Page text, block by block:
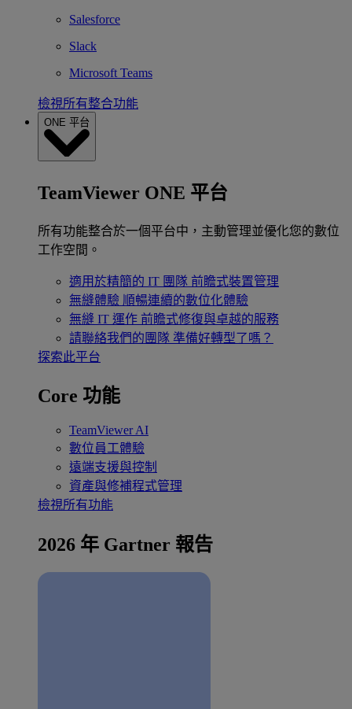
Salesforce
Slack
Microsoft Teams
檢視所有整合功能
ONE 平台
TeamViewer ONE 平台
所有功能整合於一個平台中，主動管理並優化您的數位
工作空間。
適用於精簡的 IT 團隊 前瞻式裝置管理
無縫體驗 順暢連續的數位化體驗
無縫 IT 運作 前瞻式修復與卓越的服務
請聯絡我們的團隊 準備好轉型了嗎？
探索此平台
Core 功能
TeamViewer AI
數位員工體驗
遠端支援與控制
資產與修補程式管理
檢視所有功能
2026 年 Gartner 報告